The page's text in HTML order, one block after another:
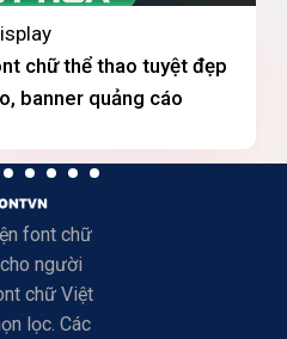
chữ thể thao tuyệt đẹp
banner quảng cáo
font chữ
người
chữ Việt
lọc. Các